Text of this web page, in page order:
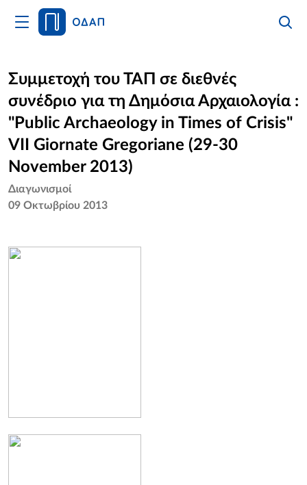
Άνοιγμα
Κυρίως
Αρχική
Οργανισμός
Υπηρεσίες
Νέα
Επικοινωνία
Συμμετοχή του ΤΑΠ σε διεθνές
συνέδριο για τη Δημόσια Αρχαιολογία :
"Public Archaeology in Times of Crisis"
VII Giornate Gregoriane (29-30
November 2013)
Διαγωνισμοί
09 Οκτωβρίου 2013